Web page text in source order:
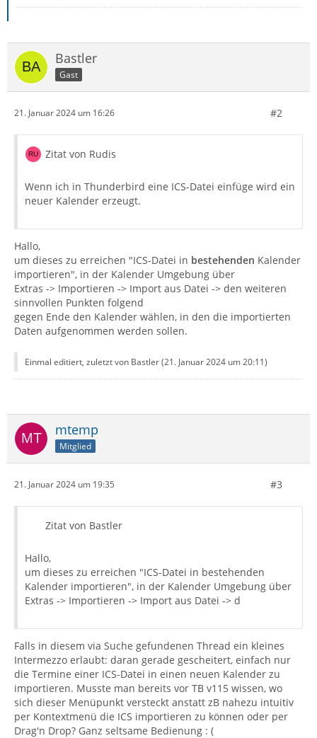
Bastler
Gast
21. Januar 2024 um 16:26 #2
Zitat von Rudis
Wenn ich in Thunderbird eine ICS-Datei einfüge wird ein
neuer Kalender erzeugt.
Hallo,
um dieses zu erreichen "ICS-Datei in bestehenden Kalender
importieren", in der Kalender Umgebung über
Extras -> Importieren -> Import aus Datei -> den weiteren
sinnvollen Punkten folgend
gegen Ende den Kalender wählen, in den die importierten
Daten aufgenommen werden sollen.
Einmal editiert, zuletzt von Bastler (21. Januar 2024 um 20:11)
mtemp
Mitglied
21. Januar 2024 um 19:35 #3
Zitat von Bastler
Hallo,
um dieses zu erreichen "ICS-Datei in bestehenden
Kalender importieren", in der Kalender Umgebung über
Extras -> Importieren -> Import aus Datei -> d
Falls in diesem via Suche gefundenen Thread ein kleines
Intermezzo erlaubt: daran gerade gescheitert, einfach nur
die Termine einer ICS-Datei in einen neuen Kalender zu
importieren. Musste man bereits vor TB v115 wissen, wo
sich dieser Menüpunkt versteckt anstatt zB nahezu intuitiv
per Kontextmenü die ICS importieren zu können oder per
Drag'n Drop? Ganz seltsame Bedienung : (